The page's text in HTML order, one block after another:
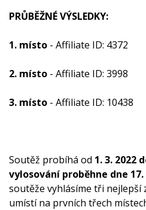
PRŮBĚŽNÉ VÝSLEDKY:
1. místo - Affiliate ID: 4372
2. místo - Affiliate ID: 3998
3. místo - Affiliate ID: 10438
Soutěž probíhá od 1. 3. 2022
vylosování proběhne dne 17.
soutěže vyhlásíme tři nejlepší
umístí na prvních třech